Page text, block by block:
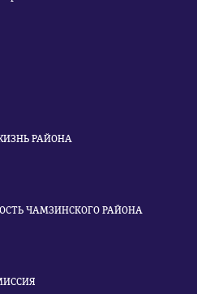
РАЙОНА
ЧАМЗИНСКОГО РАЙОНА